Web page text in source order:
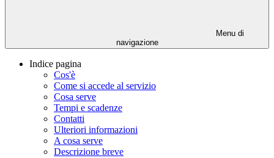
Menu di
navigazione
Indice pagina
Cos'è
Come si accede al servizio
Cosa serve
Tempi e scadenze
Contatti
Ulteriori informazioni
A cosa serve
Descrizione breve